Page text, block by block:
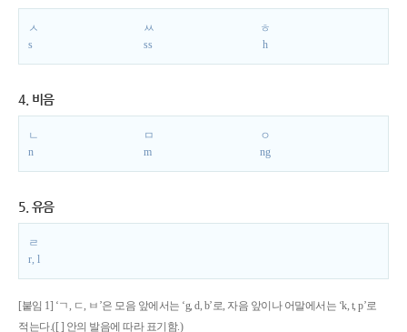
ㅅ
s
ㅆ
ss
ㅎ
h
4. 비음
ㄴ
n
ㅁ
m
ㅇ
ng
5. 유음
ㄹ
r, l
[붙임 1] ‘ㄱ, ㄷ, ㅂ’은 모음 앞에서는 ‘g, d, b’로, 자음 앞이나 어말에서는 ‘k, t, p’로
적는다.([ ] 안의 발음에 따라 표기함.)